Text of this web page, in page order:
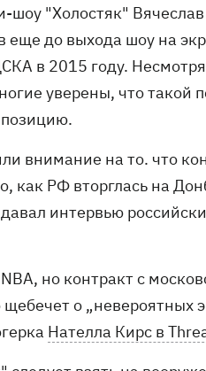
шоу "Холостяк"
еще до выхода шоу на
в 2015 году.
уверены, что такой
внимание на то. что
как РФ вторглась на
интервью
но контракт с
о „невероятных
Нателла Кирс в